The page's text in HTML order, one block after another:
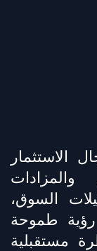
والمزادات
السوق،
طموحة
مستقبلية